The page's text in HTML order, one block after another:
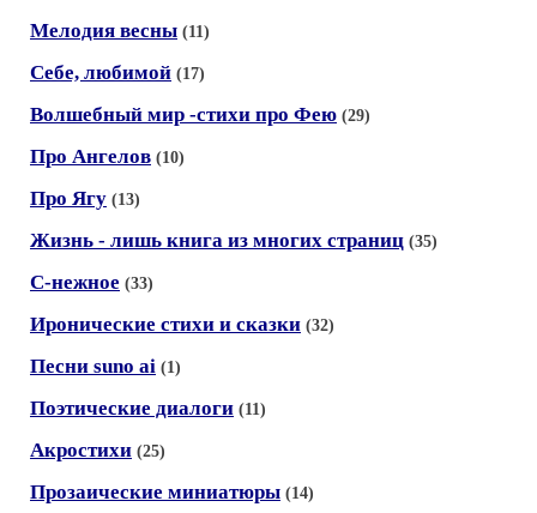
Мелодия весны (11)
Себе, любимой (17)
Волшебный мир -стихи про Фею (29)
Про Ангелов (10)
Про Ягу (13)
Жизнь - лишь книга из многих страниц (35)
С-нежное (33)
Иронические стихи и сказки (32)
Песни suno ai (1)
Поэтические диалоги (11)
Акростихи (25)
Прозаические миниатюры (14)